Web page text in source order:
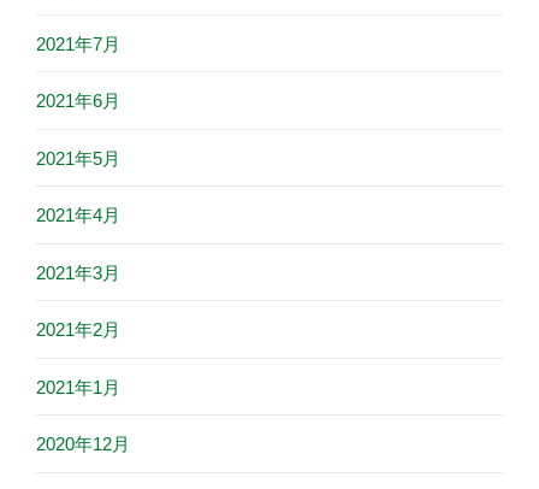
2021年7月
2021年6月
2021年5月
2021年4月
2021年3月
2021年2月
2021年1月
2020年12月